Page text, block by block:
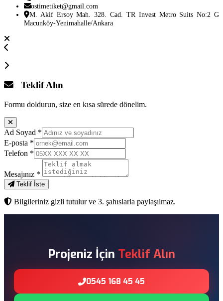
ostimetiket@gmail.com
M. Akif Ersoy Mah. 328. Cad. TR Invest Metro Suits No:2 G
Macunköy-Yenimahalle/Ankara
Teklif Alın
Formu doldurun, size en kısa sürede dönelim.
Ad Soyad *
E-posta *
Telefon *
Mesajınız *
Teklif İste
Bilgileriniz gizli tutulur ve 3. şahıslarla paylaşılmaz.
Projeniz İçin Teklif Alın
0545 168 45 45